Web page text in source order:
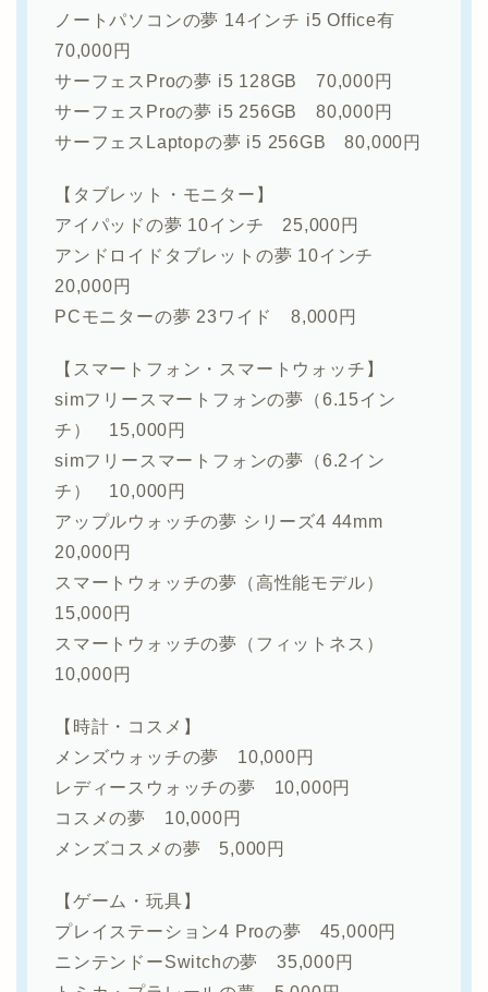
ノートパソコンの夢 14インチ i5 Office有
70,000円
サーフェスProの夢 i5 128GB 70,000円
サーフェスProの夢 i5 256GB 80,000円
サーフェスLaptopの夢 i5 256GB 80,000円
【タブレット・モニター】
アイパッドの夢 10インチ 25,000円
アンドロイドタブレットの夢 10インチ
20,000円
PCモニターの夢 23ワイド 8,000円
【スマートフォン・スマートウォッチ】
simフリースマートフォンの夢（6.15イン
チ） 15,000円
simフリースマートフォンの夢（6.2イン
チ） 10,000円
アップルウォッチの夢 シリーズ4 44mm
20,000円
スマートウォッチの夢（高性能モデル）
15,000円
スマートウォッチの夢（フィットネス）
10,000円
【時計・コスメ】
メンズウォッチの夢 10,000円
レディースウォッチの夢 10,000円
コスメの夢 10,000円
メンズコスメの夢 5,000円
【ゲーム・玩具】
プレイステーション4 Proの夢 45,000円
ニンテンドーSwitchの夢 35,000円